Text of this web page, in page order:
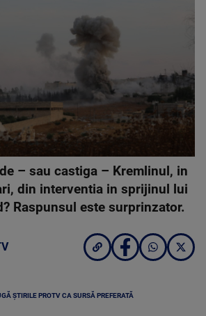
– sau castiga – Kremlinul, in
din interventia in sprijinul lui
Raspunsul este surprinzator.
ȘTIRILE PROTV CA SURSĂ PREFERATĂ